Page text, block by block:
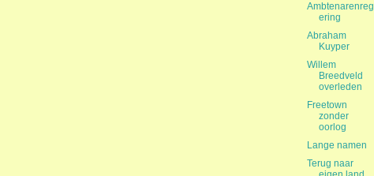
Ambtenarenreg
ering
Abraham
Kuyper
Willem
Breedveld
overleden
Freetown
zonder
oorlog
Lange namen
Terug naar